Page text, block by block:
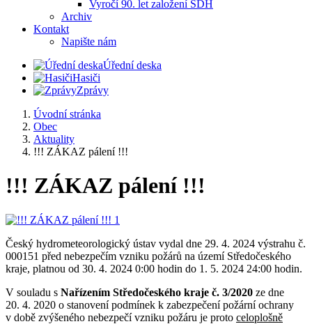
Vyročí 90. let založení SDH
Archiv
Kontakt
Napište nám
Úřední deska
Hasiči
Zprávy
Úvodní stránka
Obec
Aktuality
!!! ZÁKAZ pálení !!!
!!! ZÁKAZ pálení !!!
Český hydrometeorologický ústav vydal dne 29. 4. 2024 výstrahu č.
000151 před nebezpečím vzniku požárů na území Středočeského
kraje, platnou od 30. 4. 2024 0:00 hodin do 1. 5. 2024 24:00 hodin.
V souladu s Nařízením Středočeského kraje č. 3/2020 ze dne
20. 4. 2020 o stanovení podmínek k zabezpečení požární ochrany
v době zvýšeného nebezpečí vzniku požáru je proto celoplošně